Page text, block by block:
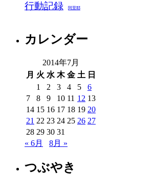
行動記録 阿里耶
カレンダー
2014年7月
月 火 水 木 金 土 日
1
2 3 4 5
6
7
8 9 10 11 12 13
14 15 16 17 18 19 20
21 22 23 24 25 26 27
28 29 30 31
« 6月
8月 »
つぶやき